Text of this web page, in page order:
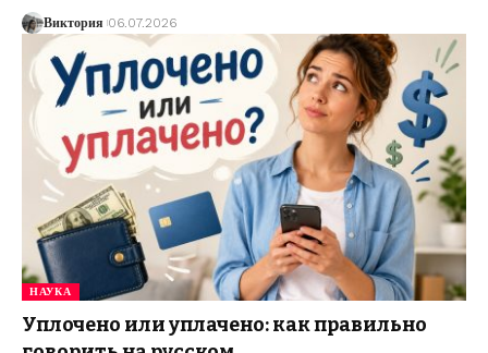
Виктория 06.07.2026
НАУКА
Уплочено или уплачено: как правильно